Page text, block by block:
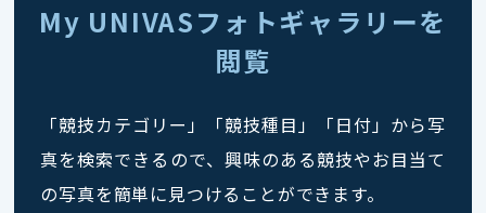
My UNIVASフォトギャラリーを
閲覧
「競技カテゴリー」「競技種目」「日付」から写
真を検索できるので、興味のある競技やお目当て
の写真を簡単に見つけることができます。